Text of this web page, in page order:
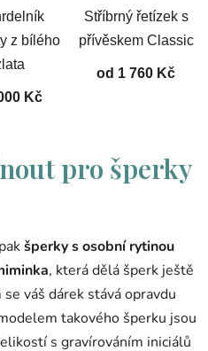
z bílého
Kč
Stříbrný řetízek s
přívěskem Classic
od 1 760 Kč
pro šperky
šperky s osobní rytinou
, která dělá šperk ještě
váš dárek stává opravdu
takového šperku jsou
s gravírováním iniciálů